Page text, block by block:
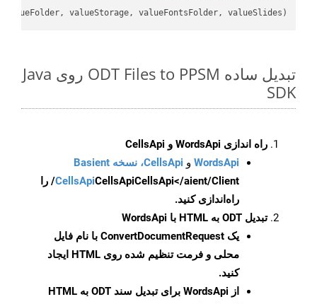
valueStorage, valueFontsFolder, valueSlides);
تبدیل ساده ODT Files to PPSM روی Java
SDK
راه اندازی WordsApi و CellsApi
WordsApi و CellsApi، نسخه Basient
CellsApiCellsApi
CellsApi</aient/Client/ را
راه‌اندازی کنید.
تبدیل ODT به HTML با WordsApi
یک ConvertDocumentRequest با نام فایل
محلی و فرمت تنظیم شده روی HTML ایجاد
کنید.
از WordsApi برای تبدیل سند ODT به HTML